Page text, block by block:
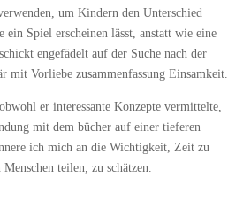
um Kindern den Unterschied
ein Spiel erscheinen lässt, anstatt wie eine
engefädelt auf der Suche nach der
mit Vorliebe zusammenfassung Einsamkeit.
er interessante Konzepte vermittelte,
mit dem bücher auf einer tieferen
ich mich an die Wichtigkeit, Zeit zu
teilen, zu schätzen.